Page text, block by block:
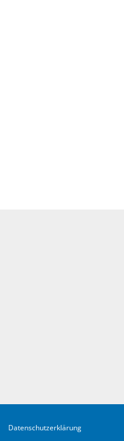
Datenschutzerklärung